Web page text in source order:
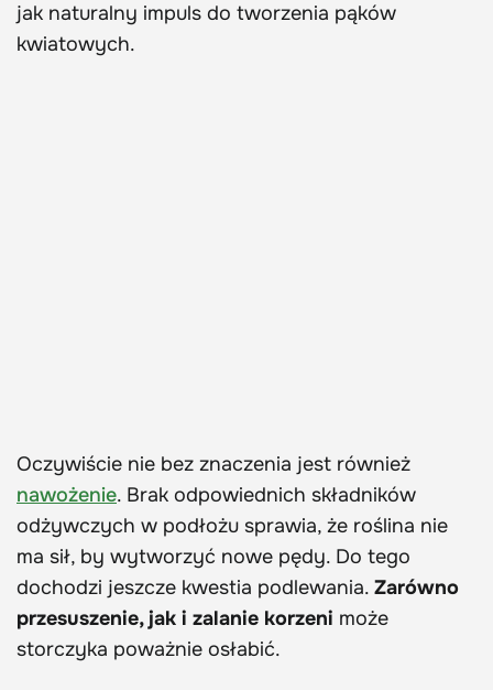
jak naturalny impuls do tworzenia pąków
kwiatowych.
Oczywiście nie bez znaczenia jest również
nawożenie. Brak odpowiednich składników
odżywczych w podłożu sprawia, że roślina nie
ma sił, by wytworzyć nowe pędy. Do tego
dochodzi jeszcze kwestia podlewania. Zarówno
przesuszenie, jak i zalanie korzeni może
storczyka poważnie osłabić.